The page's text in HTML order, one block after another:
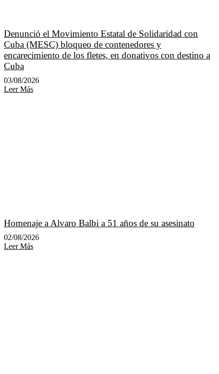
Denunció el Movimiento Estatal de Solidaridad con
Cuba (MESC) bloqueo de contenedores y
encarecimiento de los fletes, en donativos con destino a
Cuba
03/08/2026
Leer Más
Homenaje a Alvaro Balbi a 51 años de su asesinato
02/08/2026
Leer Más